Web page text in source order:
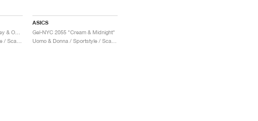
ASICS
Gel-NYC 2055 "Cream & Midnight"